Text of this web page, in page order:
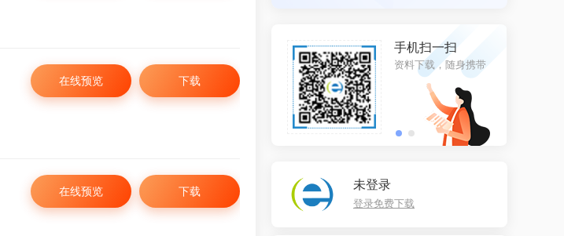
下载
在线预览
下载
在线预览
微信关注，更多资料
手机扫一扫
资料下载，随身携带
未登录
登录免费下载